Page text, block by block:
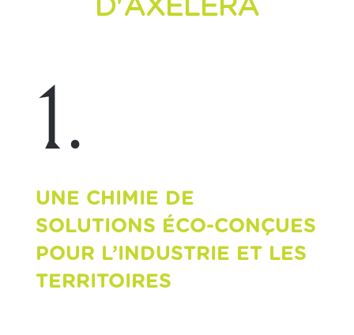
D'AXELERA
1.
UNE CHIMIE DE
SOLUTIONS ÉCO-CONÇUES
POUR L’INDUSTRIE ET LES
TERRITOIRES